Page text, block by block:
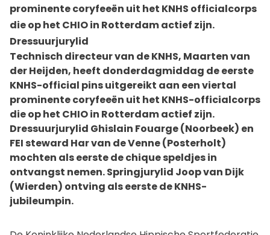
prominente coryfeeën uit het KNHS officialcorps
die op het CHIO in Rotterdam actief zijn.
Dressuurjurylid
Technisch directeur van de KNHS, Maarten van
der Heijden, heeft donderdagmiddag de eerste
KNHS-official pins uitgereikt aan een viertal
prominente coryfeeën uit het KNHS-officialcorps
die op het CHIO in Rotterdam actief zijn.
Dressuurjurylid Ghislain Fouarge (Noorbeek) en
FEI steward Har van de Venne (Posterholt)
mochten als eerste de chique speldjes in
ontvangst nemen. Springjurylid Joop van Dijk
(Wierden) ontving als eerste de KNHS-
jubileumpin.